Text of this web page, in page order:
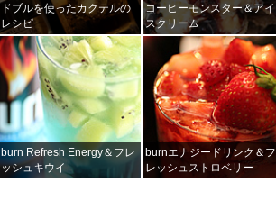
ドブルを使ったカクテルの
レシピ
コーヒーモンスター＆アイ
スクリーム
burn Refresh Energy＆フレ
ッシュキウイ
burnエナジードリンク＆フ
レッシュストロベリー